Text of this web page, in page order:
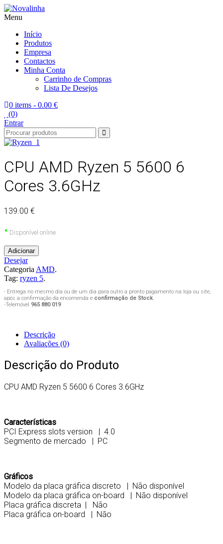
Novalinha
Informatica
Menu
Início
Produtos
Empresa
Contactos
Minha Conta
Carrinho de Compras
Lista De Desejos
0 items - 0.00 €
(0)
Entrar
CPU AMD Ryzen 5 5600 6
Cores 3.6GHz
139.00 €
• Disponível online
Adicionar
Desejar
Categoria AMD.
Tag: ryzen 5.
- Entrega no mesmo dia ou de um dia para outro a pronto pagamento na loja ou site,
após a confirmação da encomenda e confirmação de Stock.
-Telemóvel 965 880 019
Descrição
Avaliações (0)
Descrição do Produto
CPU AMD Ryzen 5 5600 6 Cores 3.6GHz
Características
PCI Express slots version | 4.0
Segmento de mercado | PC
Gráficos
Modelo da placa gráfica discreto | Não disponível
Modelo da placa gráfica on-board | Não disponível
Placa gráfica discreta | Não
Placa gráfica on-board | Não